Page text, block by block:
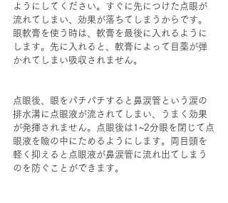
ようにしてください。すぐに先につけた点眼が
流れてしまい、効果が落ちてしまうからです。
眼軟膏を使う時は、軟膏を最後に入れるように
します。先に入れると、軟膏によって目薬が弾
かれてしまい吸収されません。
点眼後、眼をパチパチすると鼻涙管という涙の
排水溝に点眼液が流されてしまい、うまく効果
が発揮されません。点眼後は1~2分眼を閉じて点
眼液を瞼の中にためるようにします。両目頭を
軽く抑えると点眼液が鼻涙管に流れ出てしまう
のを防ぐことができます。